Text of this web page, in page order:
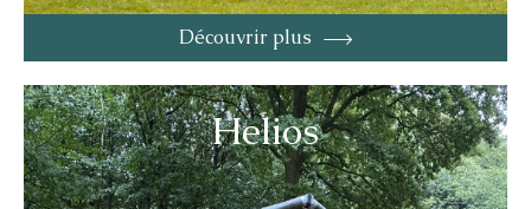
Découvrir plus
Helios